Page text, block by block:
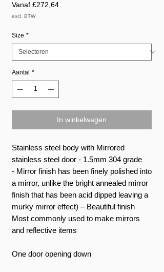
Vanaf £272,64Verkoopprijs
excl. BTW
Size *
Aantal *
In winkelwagen
Stainless steel body with Mirrored
stainless steel door - 1.5mm 304 grade
- Mirror finish has been finely polished into
a mirror, unlike the bright annealed mirror
finish that has been acid dipped leaving a
murky mirror effect) – Beautiful finish
Most commonly used to make mirrors
and reflective items
One door opening down